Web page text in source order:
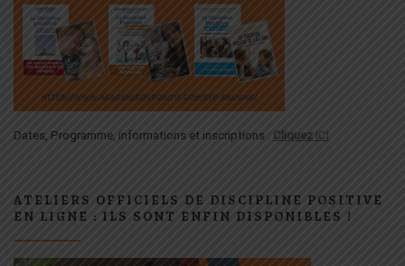
Dates, Programme, informations et inscriptions : Cliquez ICI
ATELIERS OFFICIELS DE DISCIPLINE POSITIVE
EN LIGNE : ILS SONT ENFIN DISPONIBLES !